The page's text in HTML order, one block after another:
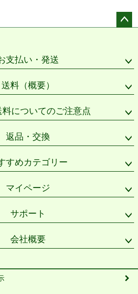
支払い・発送
送料（概要）
についてのご注意点
返品・交換
すめカテゴリー
マイページ
サポート
会社概要